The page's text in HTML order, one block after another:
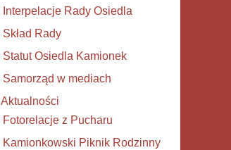
Interpelacje Rady Osiedla
Skład Rady
Statut Osiedla Kamionek
Samorząd w mediach
Aktualności
Fotorelacje z Pucharu
Kamionkowski Piknik Rodzinny